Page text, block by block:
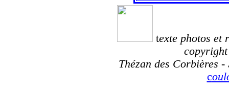
texte photos
Thézan des Corbières
c